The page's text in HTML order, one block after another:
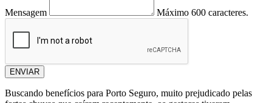
Mensagem Máximo 600 caracteres.
ENVIAR
Buscando benefícios para Porto Seguro, muito prejudicado pelas